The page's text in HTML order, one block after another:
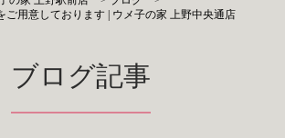
ご用意しております | ウメ子の家 上野中央通店
ブログ記事